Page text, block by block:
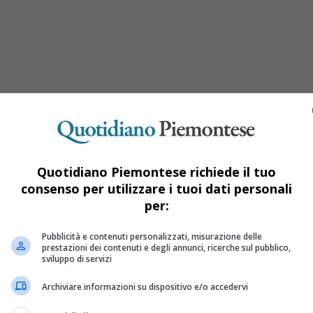
Nibbi, “The Desert Kings”
la Galleria del Museo d’Arte Urbana, via Rocciamelone
Quotidiano Piemontese richiede il tuo
consenso per utilizzare i tuoi dati personali
per:
Pubblicità e contenuti personalizzati, misurazione delle
prestazioni dei contenuti e degli annunci, ricerche sul pubblico,
sviluppo di servizi
Archiviare informazioni su dispositivo e/o accedervi